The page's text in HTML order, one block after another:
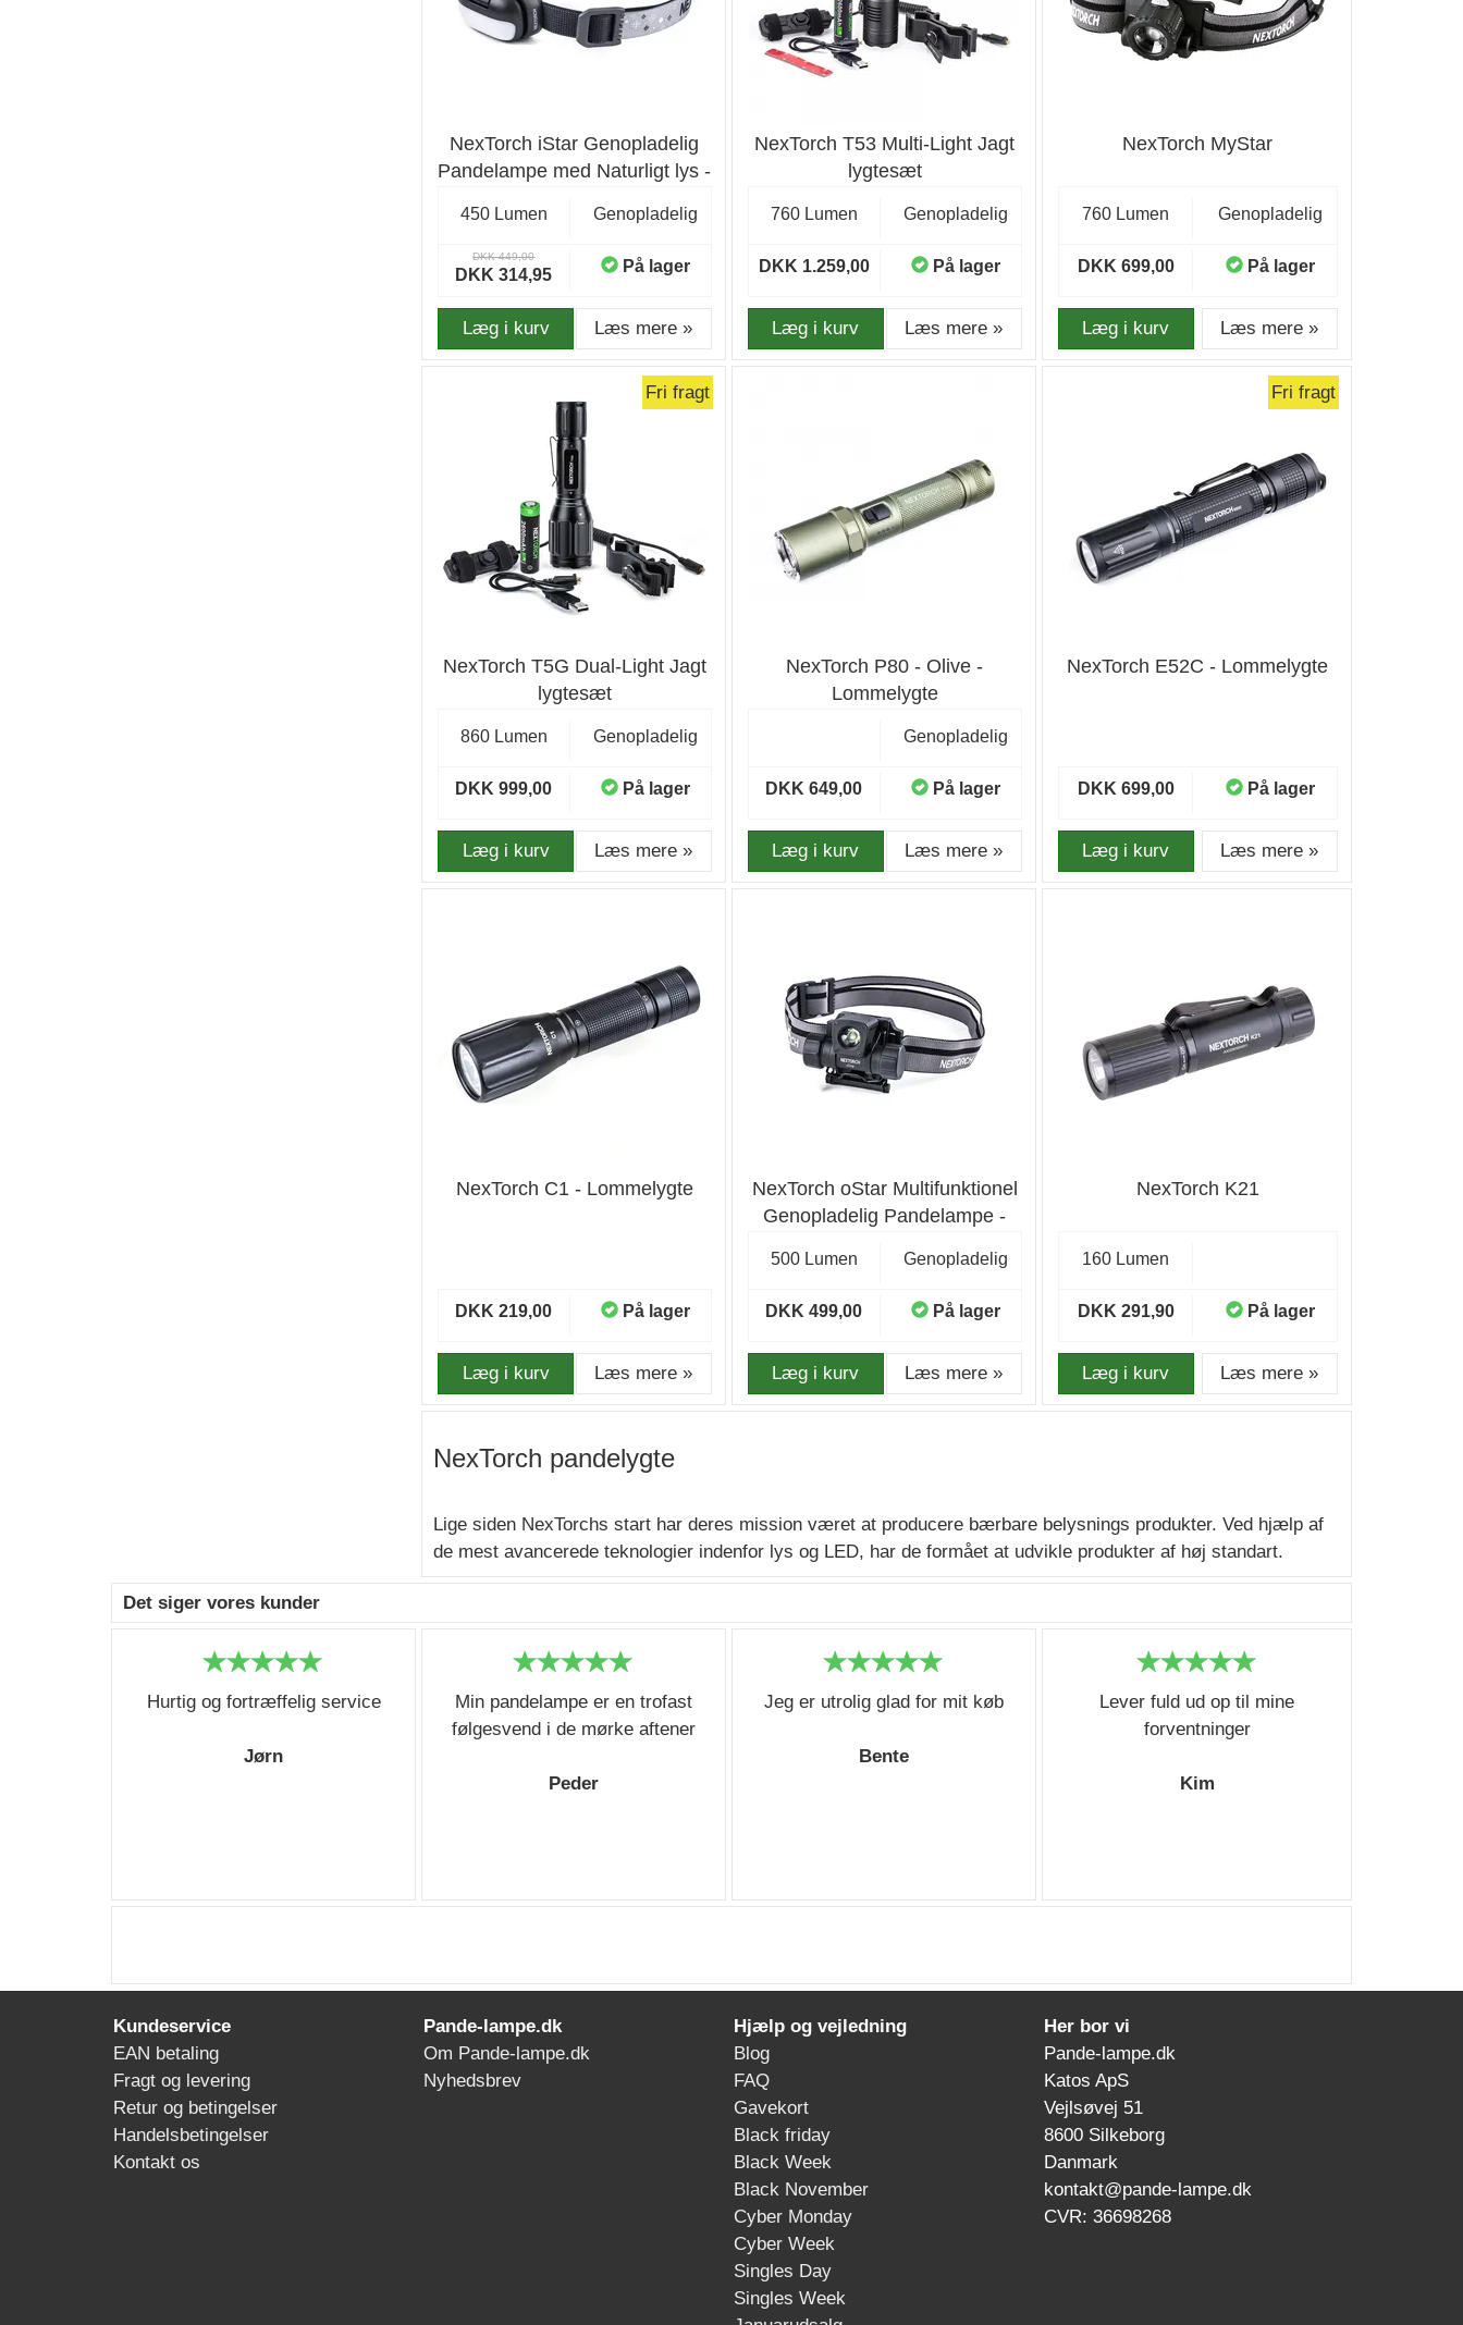
NexTorch iStar Genopladelig
Pandelampe med Naturligt lys -
450 Lumen Genopladelig
DKK 449,00
DKK 314,95 På lager
Læg i kurv Læs mere »
NexTorch T53 Multi-Light Jagt
lygtesæt
760 Lumen Genopladelig
DKK 1.259,00 På lager
Læg i kurv Læs mere »
NexTorch MyStar
760 Lumen Genopladelig
DKK 699,00 På lager
Læg i kurv Læs mere »
Fri fragt
NexTorch T5G Dual-Light Jagt
lygtesæt
860 Lumen Genopladelig
DKK 999,00 På lager
Læg i kurv Læs mere »
NexTorch P80 - Olive -
Lommelygte
Genopladelig
DKK 649,00 På lager
Læg i kurv Læs mere »
Fri fragt
NexTorch E52C - Lommelygte
DKK 699,00 På lager
Læg i kurv Læs mere »
NexTorch C1 - Lommelygte
DKK 219,00 På lager
Læg i kurv Læs mere »
NexTorch oStar Multifunktionel
Genopladelig Pandelampe -
500 Lumen Genopladelig
DKK 499,00 På lager
Læg i kurv Læs mere »
NexTorch K21
160 Lumen
DKK 291,90 På lager
Læg i kurv Læs mere »
NexTorch pandelygte
Lige siden NexTorchs start har deres mission været at producere bærbare belysnings produkter. Ved hjælp af
de mest avancerede teknologier indenfor lys og LED, har de formået at udvikle produkter af høj standart.
Det siger vores kunder
Hurtig og fortræffelig service
Jørn
Min pandelampe er en trofast
følgesvend i de mørke aftener
Peder
Jeg er utrolig glad for mit køb
Bente
Lever fuld ud op til mine
forventninger
Kim
Kundeservice
EAN betaling
Fragt og levering
Retur og betingelser
Handelsbetingelser
Kontakt os
Pande-lampe.dk
Om Pande-lampe.dk
Nyhedsbrev
Hjælp og vejledning
Blog
FAQ
Gavekort
Black friday
Black Week
Black November
Cyber Monday
Cyber Week
Singles Day
Singles Week
Her bor vi
Pande-lampe.dk
Katos ApS
Vejlsøvej 51
8600 Silkeborg
Danmark
kontakt@pande-lampe.dk
CVR: 36698268